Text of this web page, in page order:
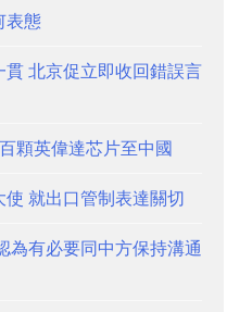
表態
北京促立即收回錯誤言
顆英偉達芯片至中國
就出口管制表達關切
為有必要同中方保持溝通